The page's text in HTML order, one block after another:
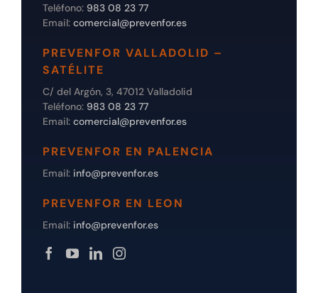
Teléfono: 983 08 23 77
Email: comercial@prevenfor.es
PREVENFOR VALLADOLID –
SATÉLITE
C/ del Argón, 3, 47012 Valladolid
Teléfono: 983 08 23 77
Email: comercial@prevenfor.es
PREVENFOR EN PALENCIA
Email: info@prevenfor.es
PREVENFOR EN LEON
Email: info@prevenfor.es